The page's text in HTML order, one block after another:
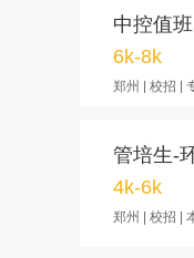
中控值
6k-8k
郑州 | 校招 |
管培生-
4k-6k
郑州 | 校招 |